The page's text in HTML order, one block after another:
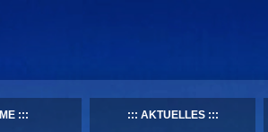
AKTUELLES